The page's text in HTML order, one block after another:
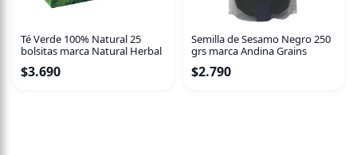
Té Verde 100% Natural 25
bolsitas marca Natural Herbal
$3.690
Semilla de Sesamo Negro 250
grs marca Andina Grains
$2.790